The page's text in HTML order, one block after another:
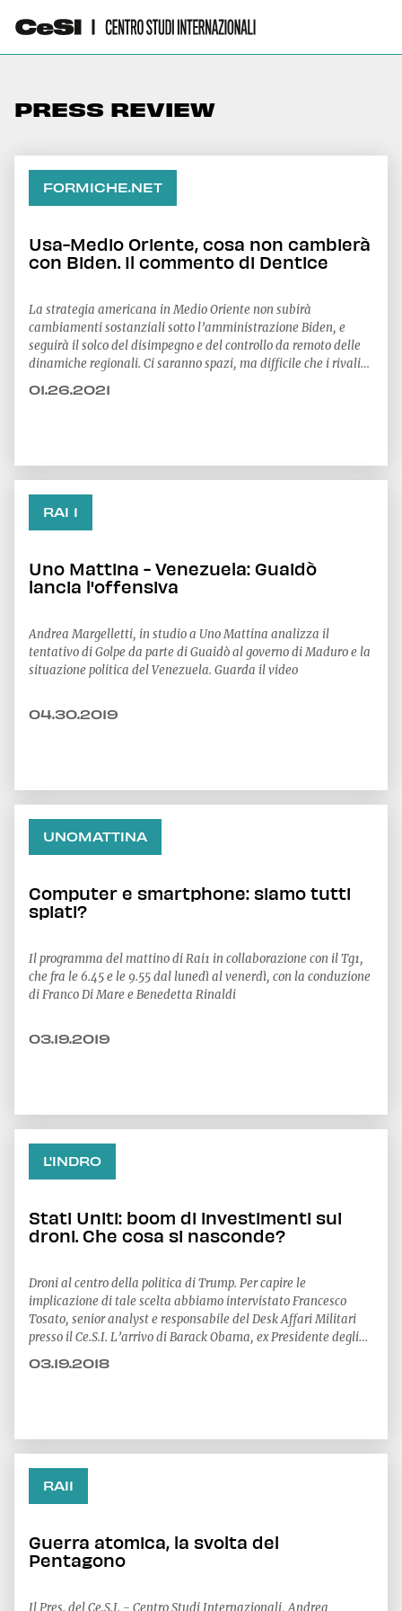
PRESS REVIEW
FORMICHE.NET
Usa-Medio Oriente, cosa non cambierà
con Biden. Il commento di Dentice
La strategia americana in Medio Oriente non subirà
cambiamenti sostanziali sotto l’amministrazione Biden, e
seguirà il solco del disimpegno e del controllo da remoto delle
dinamiche regionali. Ci saranno spazi, ma difficile che i rivali
Giuseppe Dentice a capo del programma Mena del Cesi. Per
01.26.2021
RAI 1
Uno Mattina - Venezuela: Guaidò
lancia l'offensiva
Andrea Margelletti, in studio a Uno Mattina analizza il
tentativo di Golpe da parte di Guaidò al governo di Maduro e la
situazione politica del Venezuela. Guarda il video
04.30.2019
UNOMATTINA
Computer e smartphone: siamo tutti
spiati?
Il programma del mattino di Rai1 in collaborazione con il Tg1,
che fra le 6.45 e le 9.55 dal lunedì al venerdì, con la conduzione
di Franco Di Mare e Benedetta Rinaldi
03.19.2019
L'INDRO
Stati Uniti: boom di investimenti sui
droni. Che cosa si nasconde?
Droni al centro della politica di Trump. Per capire le
implicazione di tale scelta abbiamo intervistato Francesco
Tosato, senior analyst e responsabile del Desk Affari Militari
presso il Ce.S.I. L’arrivo di Barack Obama, ex Presidente degli
una nuova era nella politica estera americana. Dopo gli otto
03.19.2018
RAI1
Guerra atomica, la svolta del
Pentagono
Il Pres. del Ce.S.I. - Centro Studi Internazionali, Andrea